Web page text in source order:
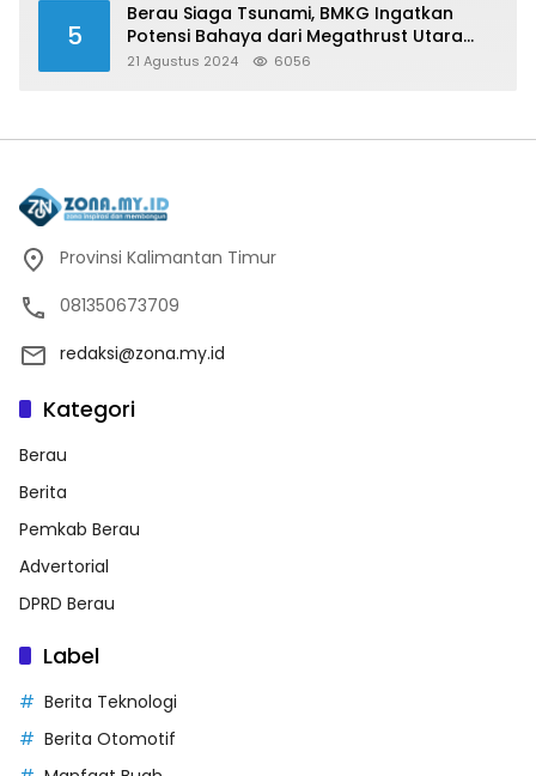
5
Berau Siaga Tsunami, BMKG Ingatkan
Potensi Bahaya dari Megathrust Utara
Sulawesi
21 Agustus 2024 6056
Provinsi Kalimantan Timur
081350673709
redaksi@zona.my.id
Kategori
Berau
Berita
Pemkab Berau
Advertorial
DPRD Berau
Label
Berita Teknologi
Berita Otomotif